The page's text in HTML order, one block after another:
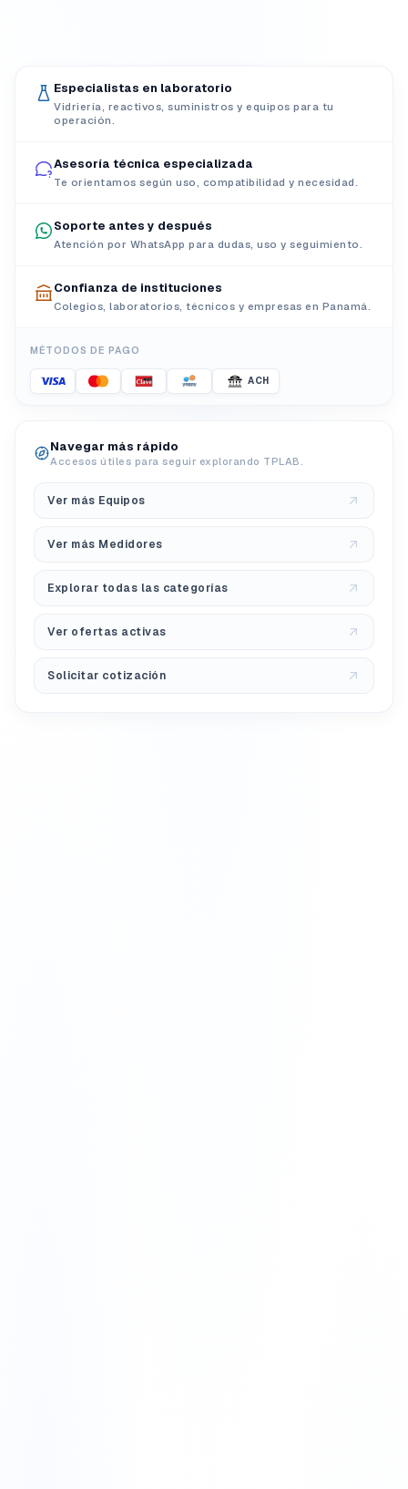
Especialistas en laboratorio
Vidriería, reactivos, suministros y equipos para tu
operación.
Asesoría técnica especializada
Te orientamos según uso, compatibilidad y necesidad.
Soporte antes y después
Atención por WhatsApp para dudas, uso y seguimiento.
Confianza de instituciones
Colegios, laboratorios, técnicos y empresas en Panamá.
MÉTODOS DE PAGO
ACH
Navegar más rápido
Accesos útiles para seguir explorando TPLAB.
Ver más Equipos
Ver más Medidores
Explorar todas las categorías
Ver ofertas activas
Solicitar cotización